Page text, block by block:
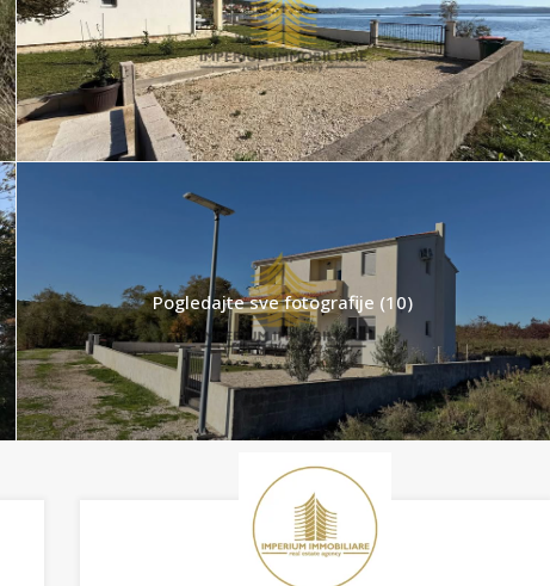
Pogledajte sve fotografije (10)